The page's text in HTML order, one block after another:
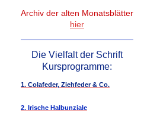
Archiv der alten Monatsblätter
hier
Die Vielfalt der Schrift
Kursprogramme:
1. Colafeder, Ziehfeder & Co.
2. Irische Halbunziale